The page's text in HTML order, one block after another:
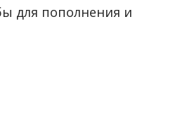
для пополнения и